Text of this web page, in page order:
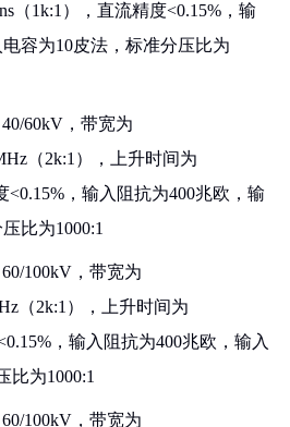
（1k:1），直流精度<0.15%，输
容为10皮法，标准分压比为
60kV，带宽为
（2k:1），上升时间为
<0.15%，输入阻抗为400兆欧，输
比为1000:1
100kV，带宽为
（2k:1），上升时间为
，输入阻抗为400兆欧，输入
比为1000:1
100kV，带宽为